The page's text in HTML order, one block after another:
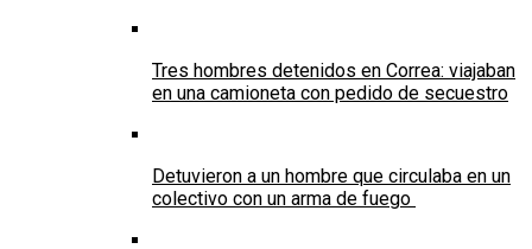
Tres hombres detenidos en Correa: viajaban
en una camioneta con pedido de secuestro
Detuvieron a un hombre que circulaba en un
colectivo con un arma de fuego